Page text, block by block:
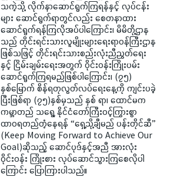
သကဲ့သို့ လိုက်နာဆောင်ရွက်ကြရန်နှင့် လုပ်ငန်း
များ ဆောင်ရွက်ရာတွင်လည်း စေတနာထား
ဆောင်ရွက်ရန်ကြလိုအပ်ပါကြောင်း၊ မိမိတို့ဌာန
သည် တိုင်းရင်းသားလူမျိုးများရေးရာဝန်ကြီးဌာန
ဖြစ်သဖြင့် တိုင်းရင်းသားစည်းလုံးညီညွတ်ရေး
နှင့် ငြိမ်းချမ်းရေးအတွက် ဝိုင်းဝန်းကြိုးပမ်း
ဆောင်ရွက်ကြရမည်ဖြစ်ပါကြောင်း၊ (၇၅)
နှစ်မြောက် စိန်ရတုလွတ်လပ်ရေးနေ့ကို ကျင်းပခဲ့
ပြီးဖြစ်ရာ (၇၅)နှစ်မှသည် နှစ် ရာ၊ ထောင်မက
ကမ္ဘာတည် သရွေ့ နိုင်ငံတော်ကြီးဝင့်ကြွားစွာ
ထာဝရတည်တံ့နေရန် “ရှေ့သို့ချီမည် ပန်းတိုင်ဆီ”
(Keep Moving Forward to Achieve Our
Goal)ဆိုသည့် ဆောင်ပုဒ်နှင့်အညီ အားလုံး
ဝိုင်းဝန်း ကြိုးစား လုပ်ဆောင်သွားကြစေလိုပါ
ကြောင်း ပြောကြားပါသည်။